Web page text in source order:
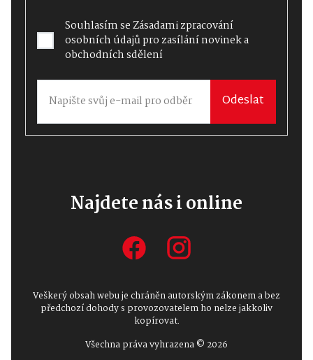
Souhlasím seZásadami zpracování
osobních údajůpro zasílání novinek a
obchodních sdělení
Odeslat
Najdete nás i online
Veškerý obsah webu je chráněn autorským zákonem a bez
předchozí dohody s provozovatelem ho nelze jakkoliv
kopírovat.
Všechna práva vyhrazena © 2026